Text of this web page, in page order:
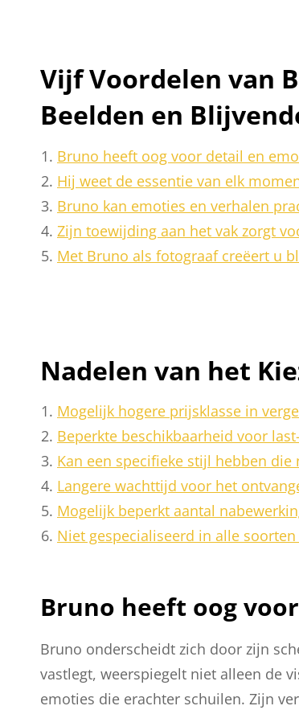
Vijf Voordelen van
Beelden en
Bruno heeft oog voor detail en
Hij weet de essentie van elk
Bruno kan emoties en verhalen
Zijn toewijding aan het vak zorgt
Met Bruno als fotograaf creëert u
Nadelen van het
Mogelijk hogere prijsklasse in
Beperkte beschikbaarheid voor
Kan een specifieke stijl hebben die
Langere wachttijd voor het
Mogelijk beperkt aantal
Niet gespecialiseerd in alle
Bruno heeft oog
Bruno onderscheidt zich door zijn
vastlegt, weerspiegelt niet alleen de
emoties die erachter schuilen. Zijn